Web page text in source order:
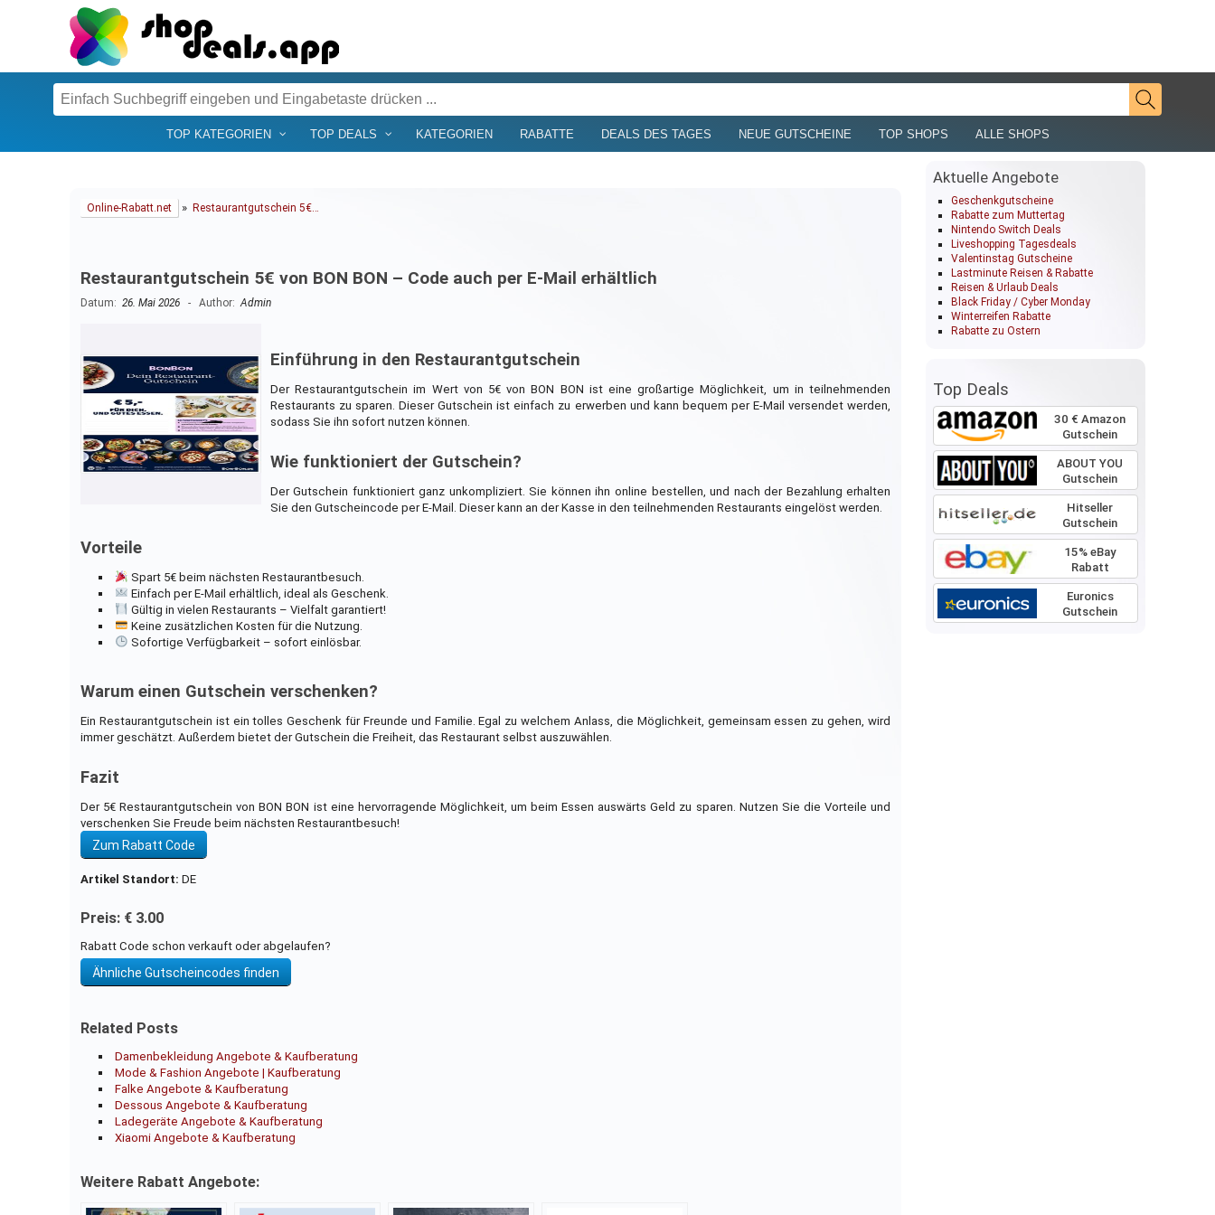
TOP KATEGORIEN TOP DEALS KATEGORIEN RABATTE DEALS DES TAGES NEUE GUTSCHEINE TOP SHOPS ALLE SHOPS
Online-Rabatt.net » Restaurantgutschein 5€…
Restaurantgutschein 5€ von BON BON – Code auch per E-Mail erhältlich
Datum: 26. Mai 2026- Author:Admin
Einführung in den Restaurantgutschein
Der Restaurantgutschein im Wert von 5€ von BON BON ist eine großartige Möglichkeit, um in teilnehmenden
Restaurants zu sparen. Dieser Gutschein ist einfach zu erwerben und kann bequem per E-Mail versendet werden,
sodass Sie ihn sofort nutzen können.
Wie funktioniert der Gutschein?
Der Gutschein funktioniert ganz unkompliziert. Sie können ihn online bestellen, und nach der Bezahlung erhalten
Sie den Gutscheincode per E-Mail. Dieser kann an der Kasse in den teilnehmenden Restaurants eingelöst werden.
Vorteile
Spart 5€ beim nächsten Restaurantbesuch.
Einfach per E-Mail erhältlich, ideal als Geschenk.
Gültig in vielen Restaurants – Vielfalt garantiert!
Keine zusätzlichen Kosten für die Nutzung.
Sofortige Verfügbarkeit – sofort einlösbar.
Warum einen Gutschein verschenken?
Ein Restaurantgutschein ist ein tolles Geschenk für Freunde und Familie. Egal zu welchem Anlass, die Möglichkeit, gemeinsam essen zu gehen, wird
immer geschätzt. Außerdem bietet der Gutschein die Freiheit, das Restaurant selbst auszuwählen.
Fazit
Der 5€ Restaurantgutschein von BON BON ist eine hervorragende Möglichkeit, um beim Essen auswärts Geld zu sparen. Nutzen Sie die Vorteile und
verschenken Sie Freude beim nächsten Restaurantbesuch!
Zum Rabatt Code
Artikel Standort: DE
Preis: € 3.00
Rabatt Code schon verkauft oder abgelaufen?
Ähnliche Gutscheincodes finden
Related Posts
Damenbekleidung Angebote & Kaufberatung
Mode & Fashion Angebote | Kaufberatung
Falke Angebote & Kaufberatung
Dessous Angebote & Kaufberatung
Ladegeräte Angebote & Kaufberatung
Xiaomi Angebote & Kaufberatung
Weitere Rabatt Angebote:
Aktuelle Angebote
Geschenkgutscheine
Rabatte zum Muttertag
Nintendo Switch Deals
Liveshopping Tagesdeals
Valentinstag Gutscheine
Lastminute Reisen & Rabatte
Reisen & Urlaub Deals
Black Friday / Cyber Monday
Winterreifen Rabatte
Rabatte zu Ostern
Top Deals
30 € Amazon
Gutschein
ABOUT YOU
Gutschein
Hitseller
Gutschein
15% eBay
Rabatt
Euronics
Gutschein